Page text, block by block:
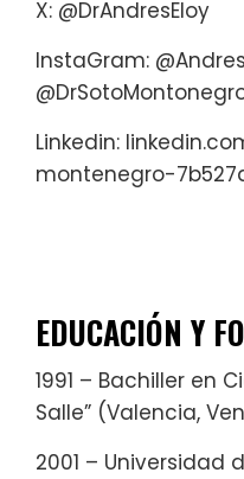
X: @DrAndresEloy
InstaGram:
Linkedin:
montenegro-
EDUCACIÓN Y
1991 – Bachiller en
Salle” (Valencia,
2001 – Universidad